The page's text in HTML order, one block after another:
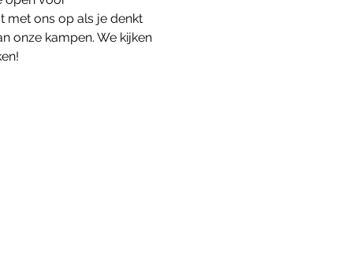
met ons op als je denkt
onze kampen. We kijken